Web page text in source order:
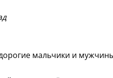
мальчики и